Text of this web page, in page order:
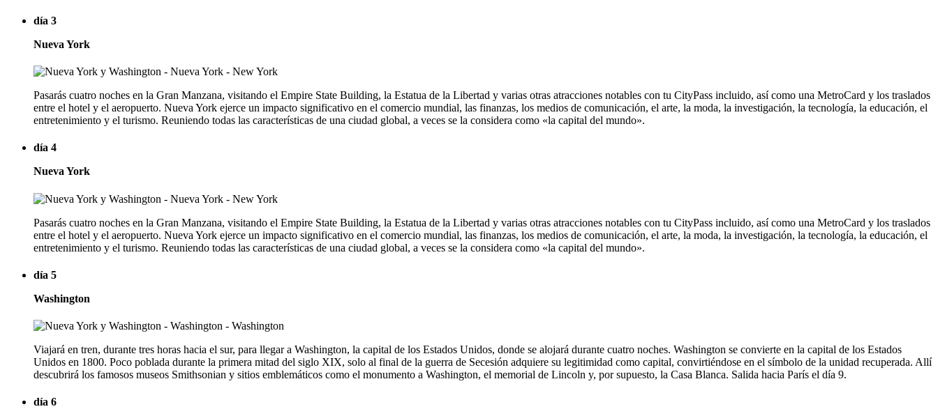
día 3
Nueva York
Pasarás cuatro noches en la Gran Manzana, visitando el Empire State Building, la Estatua de la Libertad y varias otras atracciones notables con tu CityPass incluido, así como una MetroCard y los traslados
entre el hotel y el aeropuerto. Nueva York ejerce un impacto significativo en el comercio mundial, las finanzas, los medios de comunicación, el arte, la moda, la investigación, la tecnología, la educación, el
entretenimiento y el turismo. Reuniendo todas las características de una ciudad global, a veces se la considera como «la capital del mundo».
día 4
Nueva York
Pasarás cuatro noches en la Gran Manzana, visitando el Empire State Building, la Estatua de la Libertad y varias otras atracciones notables con tu CityPass incluido, así como una MetroCard y los traslados
entre el hotel y el aeropuerto. Nueva York ejerce un impacto significativo en el comercio mundial, las finanzas, los medios de comunicación, el arte, la moda, la investigación, la tecnología, la educación, el
entretenimiento y el turismo. Reuniendo todas las características de una ciudad global, a veces se la considera como «la capital del mundo».
día 5
Washington
Viajará en tren, durante tres horas hacia el sur, para llegar a Washington, la capital de los Estados Unidos, donde se alojará durante cuatro noches. Washington se convierte en la capital de los Estados
Unidos en 1800. Poco poblada durante la primera mitad del siglo XIX, solo al final de la guerra de Secesión adquiere su legitimidad como capital, convirtiéndose en el símbolo de la unidad recuperada. Allí
descubrirá los famosos museos Smithsonian y sitios emblemáticos como el monumento a Washington, el memorial de Lincoln y, por supuesto, la Casa Blanca. Salida hacia París el día 9.
día 6